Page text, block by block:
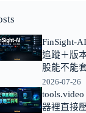
FinSight-
追蹤＋版
股能不能
2026-07-26
器裡直接